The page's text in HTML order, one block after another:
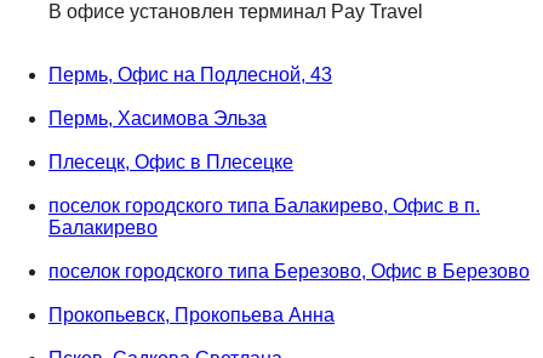
В офисе установлен терминал Pay Travel
Пермь, Офис на Подлесной, 43
Пермь, Хасимова Эльза
Плесецк, Офис в Плесецке
поселок городского типа Балакирево, Офис в п.
Балакирево
поселок городского типа Березово, Офис в Березово
Прокопьевск, Прокопьева Анна